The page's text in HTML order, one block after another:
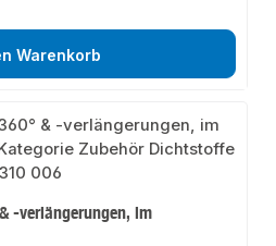
Warenkorb
-verlängerungen, im